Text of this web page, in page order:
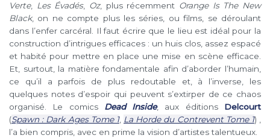
Verte, Les Évadés, Oz, plus récemment Orange Is The New
Black, on ne compte plus les séries, ou films, se déroulant
dans l’enfer carcéral. Il faut écrire que le lieu est idéal pour la
construction d’intrigues efficaces : un huis clos, assez espacé
et habité pour mettre en place une mise en scène efficace.
Et, surtout, la matière fondamentale afin d’aborder l’humain,
ce qu’il a parfois de plus redoutable et, à l’inverse, les
quelques notes d’espoir qui peuvent s’extirper de ce chaos
organisé. Le comics Dead Inside, aux éditions Delcourt
(Spawn : Dark Ages Tome 1, La Horde du Contrevent Tome 1) ,
l’a bien compris, avec en prime la vision d’artistes talentueux.